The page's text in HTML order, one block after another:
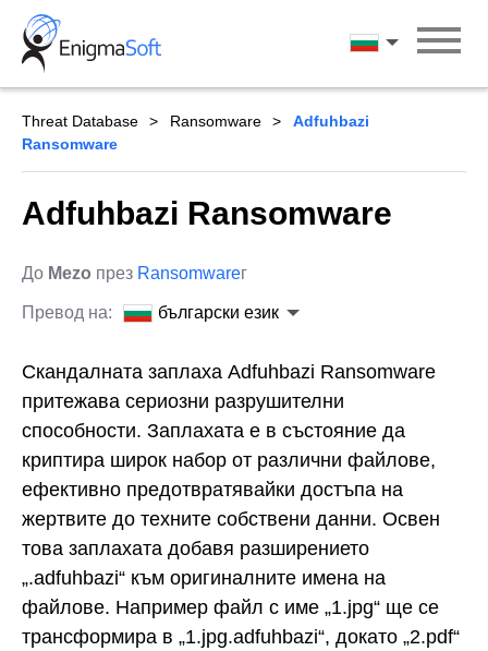
Skip
content
български
Threat Database Ransomware
Adfuhbazi
Ransomware
Adfuhbazi Ransomware
До Mezo през Ransomwareг
Превод на: български език
Скандалната заплаха Adfuhbazi Ransomware
притежава сериозни разрушителни
способности. Заплахата е в състояние да
криптира широк набор от различни файлове,
ефективно предотвратявайки достъпа на
жертвите до техните собствени данни. Освен
това заплахата добавя разширението
„.adfuhbazi“ към оригиналните имена на
файлове. Например файл с име „1.jpg“ ще се
трансформира в „1.jpg.adfuhbazi“, докато „2.pdf“